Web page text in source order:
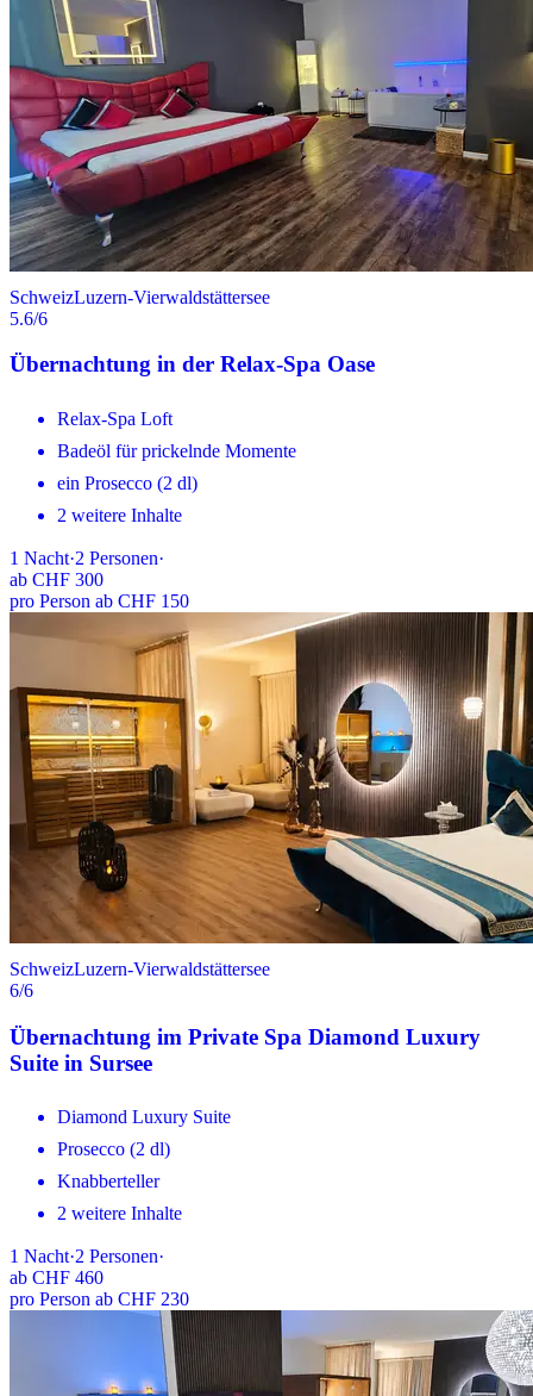
SchweizLuzern-Vierwaldstättersee
5.6/6
Übernachtung in der Relax-Spa Oase
Relax-Spa Loft
Badeöl für prickelnde Momente
ein Prosecco (2 dl)
2 weitere Inhalte
1 Nacht·2 Personen·
ab CHF 300
pro Person ab CHF 150
SchweizLuzern-Vierwaldstättersee
6/6
Übernachtung im Private Spa Diamond Luxury
Suite in Sursee
Diamond Luxury Suite
Prosecco (2 dl)
Knabberteller
2 weitere Inhalte
1 Nacht·2 Personen·
ab CHF 460
pro Person ab CHF 230